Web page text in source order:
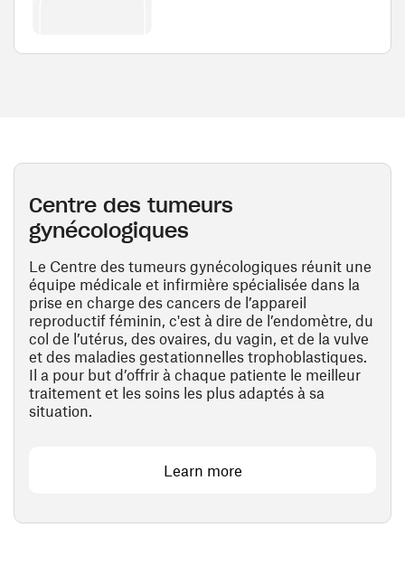
Centre des tumeurs
gynécologiques
Le Centre des tumeurs gynécologiques réunit une
équipe médicale et infirmière spécialisée dans la
prise en charge des cancers de l’appareil
reproductif féminin, c'est à dire de l’endomètre, du
col de l’utérus, des ovaires, du vagin, et de la vulve
et des maladies gestationnelles trophoblastiques.
Il a pour but d’offrir à chaque patiente le meilleur
traitement et les soins les plus adaptés à sa
situation.
Learn more